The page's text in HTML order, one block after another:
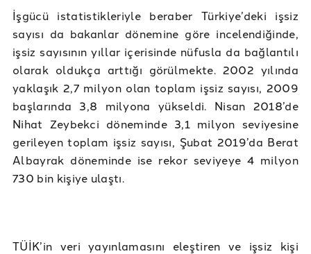
İşgücü istatistikleriyle beraber Türkiye’deki işsiz
sayısı da bakanlar dönemine göre incelendiğinde,
işsiz sayısının yıllar içerisinde nüfusla da bağlantılı
olarak oldukça arttığı görülmekte. 2002 yılında
yaklaşık 2,7 milyon olan toplam işsiz sayısı, 2009
başlarında 3,8 milyona yükseldi. Nisan 2018’de
Nihat Zeybekci döneminde 3,1 milyon seviyesine
gerileyen toplam işsiz sayısı, Şubat 2019’da Berat
Albayrak döneminde ise rekor seviyeye 4 milyon
730 bin kişiye ulaştı.
TÜİK’in veri yayınlamasını eleştiren ve işsiz kişi